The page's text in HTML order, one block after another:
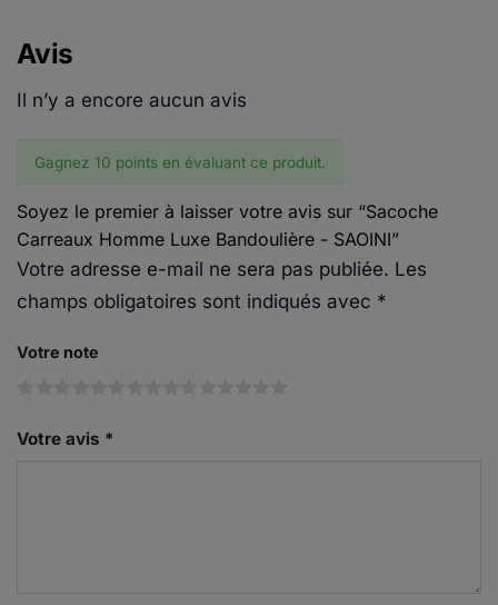
Avis
Il n’y a encore aucun avis
Gagnez 10 points en évaluant ce produit.
Soyez le premier à laisser votre avis sur “Sacoche
Carreaux Homme Luxe Bandoulière - SAOINI”
Votre adresse e-mail ne sera pas publiée. Les
champs obligatoires sont indiqués avec *
Votre note
Votre avis *